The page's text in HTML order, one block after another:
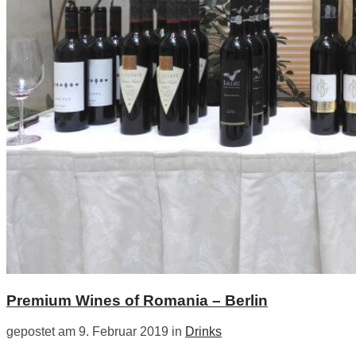
Premium Wines of Romania – Berlin
gepostet am 9. Februar 2019 in Drinks